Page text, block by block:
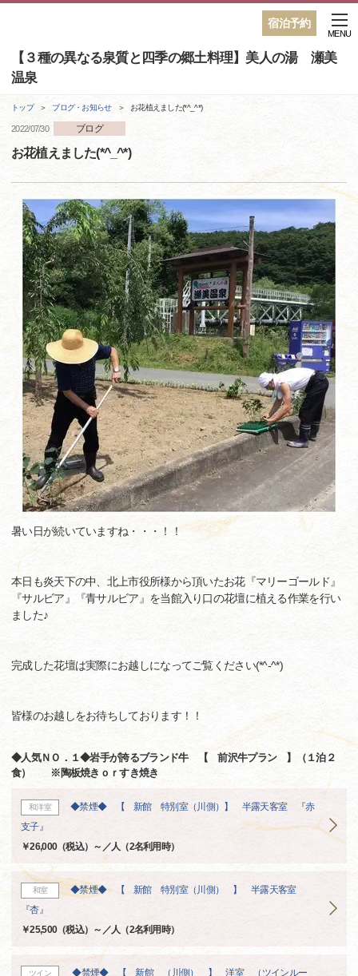
宿泊予約
【３種の異なる泉質と四季の郷土料理】美人の湯 瀬美
温泉
MENU
トップ ブログ・お知らせ お花植えました(*^_^*)
2022/07/30 ブログ
お花植えました(*^_^*)
暑い日が続いていますね・・・！！
本日も炎天下の中、北上市役所様から頂いたお花『マリーゴールド』
『サルビア』『青サルビア』を当館入り口の花壇に植える作業を行い
ました♪
完成した花壇は実際にお越しになってご覧ください(*^-^*)
皆様のお越しをお待ちしております！！
◆人気ＮＯ．１◆岩手が誇るブランド牛 【 前沢牛プラン 】（１泊２
食） ※陶板焼きｏｒすき焼き
和洋室
◆禁煙◆ 【 新館 特別室（川側）】 半露天客室 『赤
支子』
￥26,000（税込）～／人（2名利用時）
和室
◆禁煙◆ 【 新館 特別室（川側） 】 半露天客室
『杏』
￥25,500（税込）～／人（2名利用時）
ツイン
◆禁煙◆ 【 新館 （川側） 】 洋室 （ツインルー